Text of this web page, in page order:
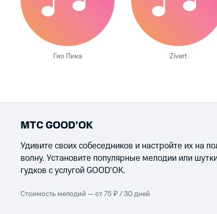
Гио Пика Zivert
МТС GOOD’OK
Удивите своих собеседников и настройте их на
волну. Установите популярные мелодии или
гудков с услугой GOOD’OK.
Стоимость мелодий — от 75 ₽ / 30 дней